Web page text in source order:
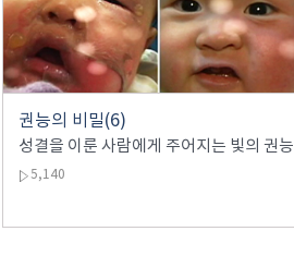
권능의 비밀(6)
성결을 이룬 사람에게 주어지는 빛의 권능
5,140